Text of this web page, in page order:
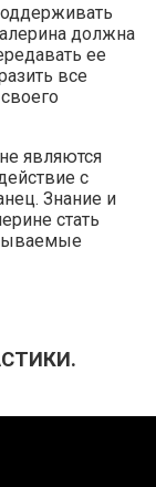
должна
ее
все
являются
с
Знание и
стать